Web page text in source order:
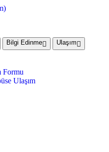
Bilgi Edinme Ulaşım
Formu
Ulaşım